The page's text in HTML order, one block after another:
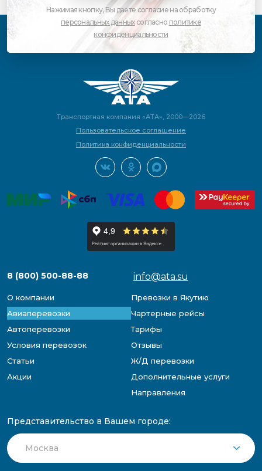
Нажимая кнопку, Вы даете согласие на обработку
персональных данныхсогласно политике
конфиденциальности
Транспортная компания «АТА», 2000—2026
Пользовательское соглашение
Политика конфиденциальности
8 (800) 500-88-88 info@ata.su
О компании
Превозки в Якутию
Авиаперевозки
Чартерные рейсы
Автоперевозки
Тарифы
Условия перевозок
Отзывы
Статьи
Ж/Д перевозки
Акции
Дополнительные услуги
Направления
Представительство в Вашем городе: